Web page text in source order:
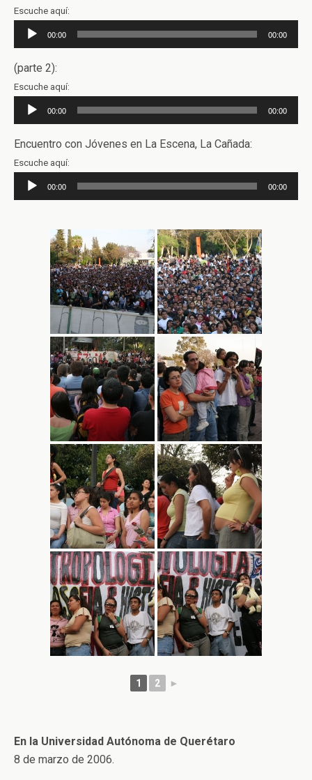
Escuche aquí:
Reproductor
de
audio
00:00 00:00
(parte 2):
Escuche aquí:
Reproductor
de
audio
00:00 00:00
Encuentro con Jóvenes en La Escena, La Cañada:
Escuche aquí:
Reproductor
de
00:00 00:00
1 2 ►
En la Universidad Autónoma de Querétaro
8 de marzo de 2006.